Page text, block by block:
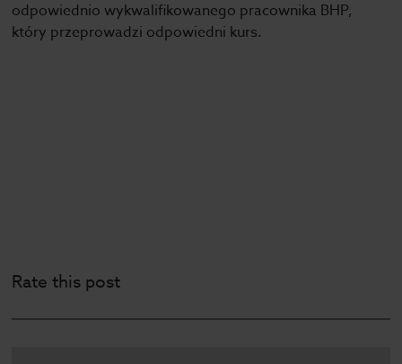
odpowiednio wykwalifikowanego pracownika BHP,
który przeprowadzi odpowiedni kurs.
Rate this post